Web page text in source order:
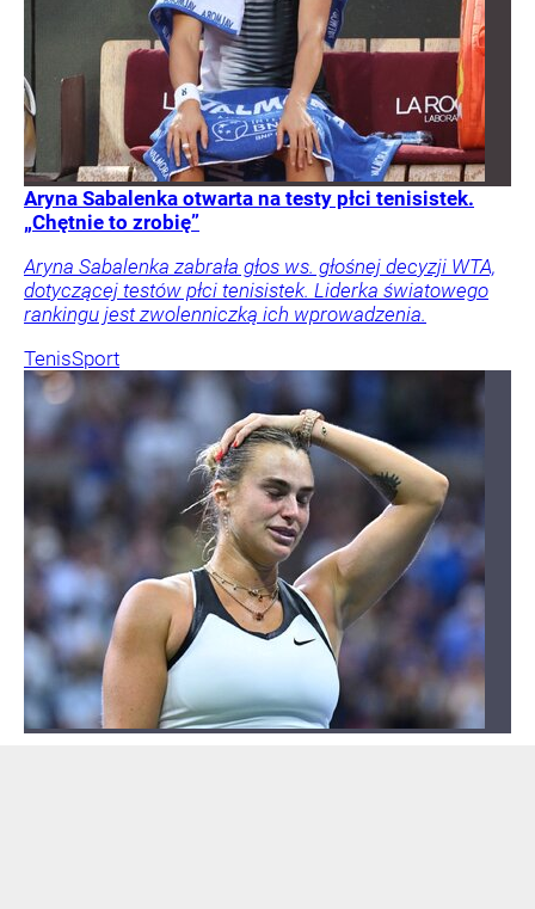
Aryna Sabalenka otwarta na testy płci tenisistek.
„Chętnie to zrobię”
Aryna Sabalenka zabrała głos ws. głośnej decyzji WTA,
dotyczącej testów płci tenisistek. Liderka światowego
rankingu jest zwolenniczką ich wprowadzenia.
TenisSport